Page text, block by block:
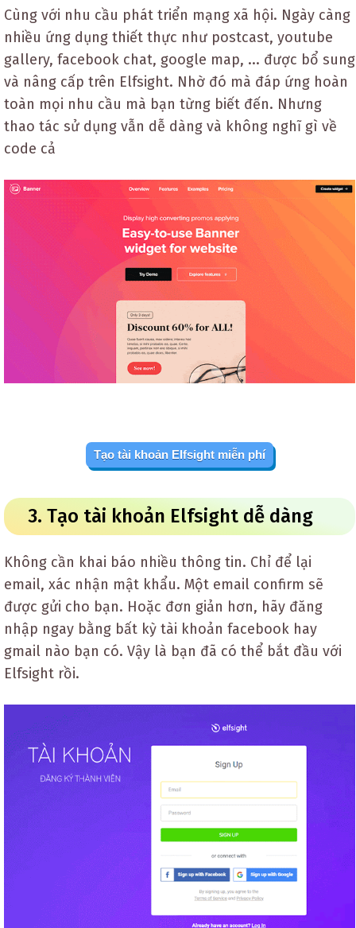
Cùng với nhu cầu phát triển mạng xã hội. Ngày càng
nhiều ứng dụng thiết thực như postcast, youtube
gallery, facebook chat, google map, ... được bổ sung
và nâng cấp trên Elfsight. Nhờ đó mà đáp ứng hoàn
toàn mọi nhu cầu mà bạn từng biết đến. Nhưng
thao tác sử dụng vẫn dễ dàng và không nghĩ gì về
code cả
Tạo tài khoản Elfsight miễn phí
3. Tạo tài khoản Elfsight dễ dàng
Không cần khai báo nhiều thông tin. Chỉ để lại
email, xác nhận mật khẩu. Một email confirm sẽ
được gửi cho bạn. Hoặc đơn giản hơn, hãy đăng
nhập ngay bằng bất kỳ tài khoản facebook hay
gmail nào bạn có. Vậy là bạn đã có thể bắt đầu với
Elfsight rồi.